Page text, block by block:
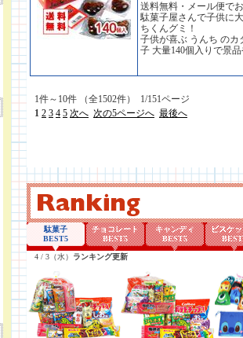
送料無料・メール便で
駄菓子屋さんで子供に
ちくんグミ！
子供が喜ぶ うんち の
子 大量140個入りで景
1件～10件 （全1502件） 1/151ページ
1 2 3 4 5 次へ 次の5ページへ 最後へ